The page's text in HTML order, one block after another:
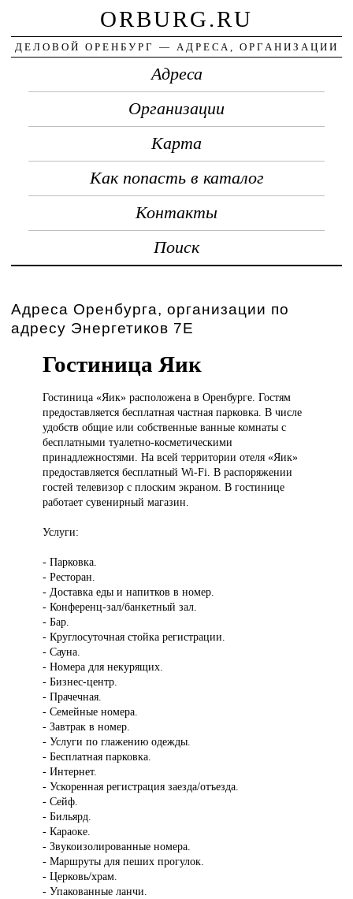
ORBURG.RU
ДЕЛОВОЙ ОРЕНБУРГ — АДРЕСА, ОРГАНИЗАЦИИ
Адреса
Организации
Карта
Как попасть в каталог
Контакты
Поиск
Адреса Оренбурга, организации по
адресу Энергетиков 7E
Гостиница Яик
Гостиница «Яик»расположена в Оренбурге. Гостям
предоставляется бесплатная частная парковка. В числе
удобств общие или собственные ванные комнаты с
бесплатными туалетно-косметическими
принадлежностями. На всей территории отеля «Яик»
предоставляется бесплатный Wi-Fi. В распоряжении
гостей телевизор с плоским экраном. В гостинице
работает сувенирный магазин.
Услуги:
- Парковка.
- Ресторан.
- Доставка еды и напитков в номер.
- Конференц-зал/банкетный зал.
- Бар.
- Круглосуточная стойка регистрации.
- Сауна.
- Номера для некурящих.
- Бизнес-центр.
- Прачечная.
- Семейные номера.
- Завтрак в номер.
- Услуги по глажению одежды.
- Бесплатная парковка.
- Интернет.
- Ускоренная регистрация заезда/отъезда.
- Сейф.
- Бильярд.
- Караоке.
- Звукоизолированные номера.
- Маршруты для пеших прогулок.
- Церковь/храм.
- Упакованные ланчи.